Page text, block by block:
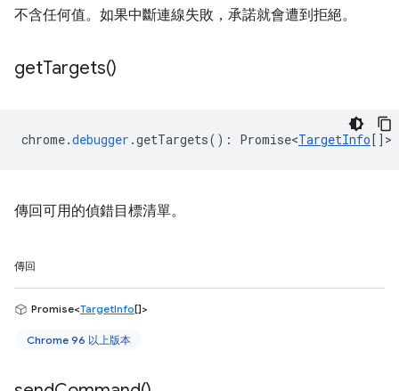
不含任何值。如果中斷連線失敗，承諾就會遭到拒絕。
getTargets()
chrome.debugger .getTargets() : Promise<TargetInfo[] >
傳回可用的偵錯目標清單。
傳回
Promise<TargetInfo[]>
Chrome 96 以上版本